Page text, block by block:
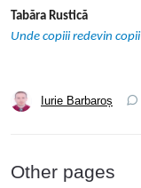
Tabăra Rustică
Unde copiii redevin copii
Iurie Barbaroș
Other pages